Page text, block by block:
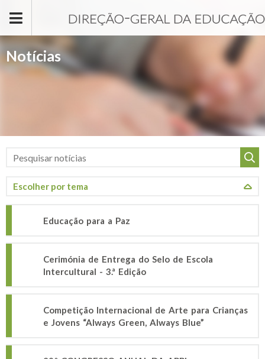
Notícias
Educação para a Paz
Cerimónia de Entrega do Selo de Escola
Intercultural - 3.ª Edição
Competição Internacional de Arte para Crianças
e Jovens “Always Green, Always Blue”